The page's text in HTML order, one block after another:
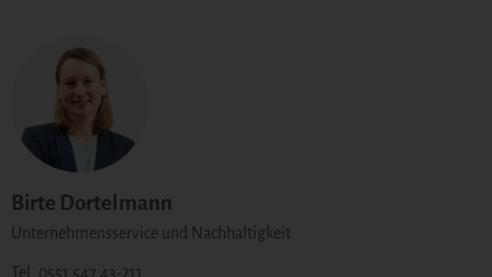
Birte Dortelmann
Unternehmensservice und Nachhaltigkeit
Tel. 0551 547 43-211